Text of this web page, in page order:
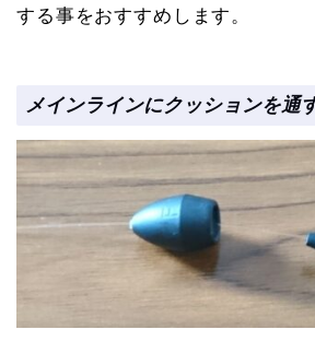
する事をおすすめします。
メインラインにクッションを通